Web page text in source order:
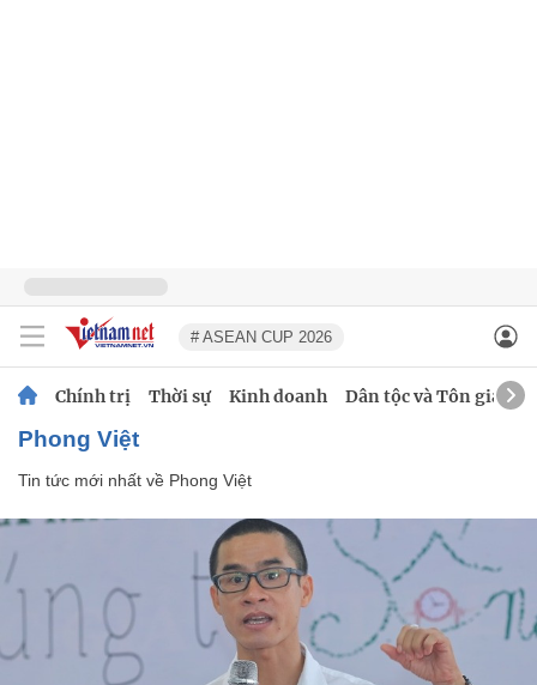
# ASEAN CUP 2026
Chính trị Thời sự Kinh doanh Dân tộc và Tôn giáo
Phong Việt
Tin tức mới nhất về Phong Việt